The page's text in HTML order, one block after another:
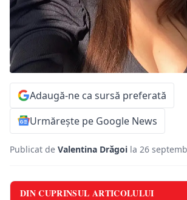
Adaugă-ne ca sursă preferată
Urmărește pe Google News
Publicat de Valentina Drăgoi la 26
DIN CUPRINSUL ARTICOLULUI